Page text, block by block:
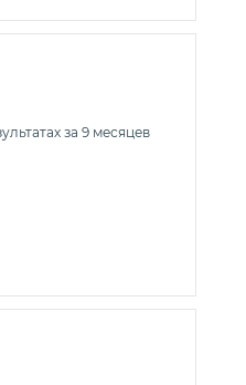
за 9 месяцев